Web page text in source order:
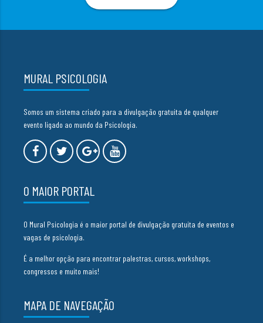
MURAL PSICOLOGIA
Somos um sistema criado para a divulgação gratuita de qualquer
evento ligado ao mundo da Psicologia.
O MAIOR PORTAL
O Mural Psicologia é o maior portal de divulgação gratuita de eventos e
vagas de psicologia.
É a melhor opção para encontrar palestras, cursos, workshops,
congressos e muito mais!
MAPA DE NAVEGAÇÃO